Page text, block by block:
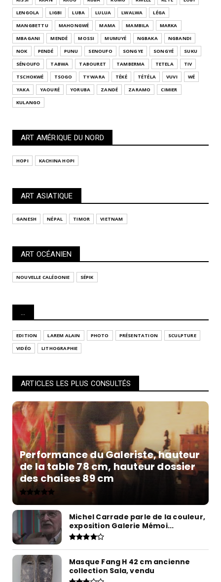
LENGOLA
LIGBI LUBA LULUA LWALWA
LÉGA
MANGBETTU
MAHONGWÉ MAMA MAMBILA
MARKA
MBAGANI
MENDÉ MOSSI MUMUYÉ NGBAKA
NGBANDI
NOK
PENDÉ PUNU SENOUFO SONGYE SONGYÉ
SUKU
SÉNOUFO
TABWA TABOURET TAMBERMA TETELA
TIV
TSCHOKWÉ
TSOGO TY WARA TÉKÉ TÉTÉLA VUVI
WÉ
YAKA
YAOURÉ YORUBA ZANDÉ ZARAMO
CIMIER
KULANGO
ART AMÉRIQUE DU NORD
HOPI KACHINA HOPI
ART ASIATIQUE
GANESH NÉPAL TIMOR VIETNAM
ART OCÉANIEN
NOUVELLE CALÉDONIE SÉPIK
...
EDITION LAREM ALAIN PHOTO PRÉSENTATION
SCULPTURE
VIDÉO
LITHOGRAPHIE
ARTICLES LES PLUS CONSULTÉS
Performance du Galeriste, hauteur
de la table 78 cm, hauteur dossier
des chaises 89 cm
Michel Carrade parle de la couleur,
exposition Galerie Mémoi...
Masque Fang H 42 cm ancienne
collection Sala, vendu